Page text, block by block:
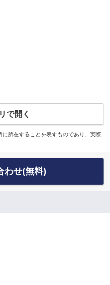
で開く
所在することを表すものであり、実際
わせ(無料)